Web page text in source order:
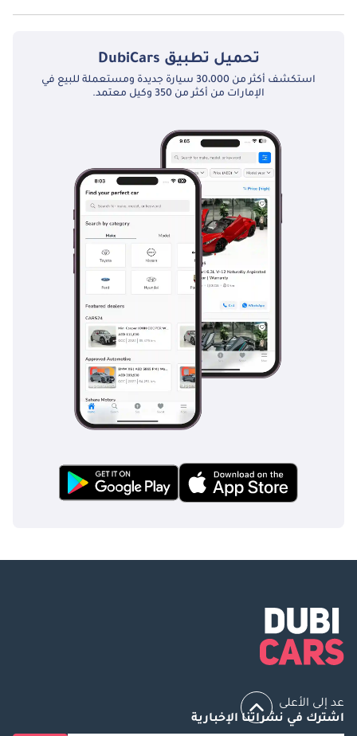
نعم توفر بريليانس V7 280T 7DCT جراند ديلوكس فتحة السقف كخيار.
تحميل تطبيق DubiCars
استكشف أكثر من 30،000 سيارة جديدة ومستعملة للبيع في
الإمارات من أكثر من 350 وكيل معتمد.
عد إلى الأعلى
اشترك في نشراتنا الإخبارية